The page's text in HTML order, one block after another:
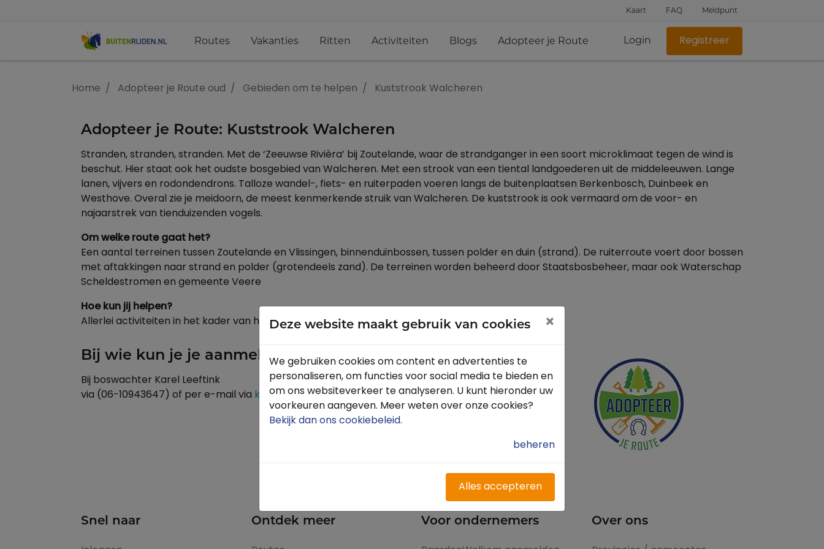
Kaart FAQ Meldpunt
Routes Vakanties Ritten Activiteiten Blogs Adopteer je Route Login Registreer
Home Adopteer je Route oud Gebieden om te helpen Kuststrook Walcheren
Adopteer je Route: Kuststrook Walcheren
Stranden, stranden, stranden. Met de ‘Zeeuwse Rivièra’ bij Zoutelande, waar de strandganger in een soort microklimaat tegen de wind is
beschut. Hier staat ook het oudste bosgebied van Walcheren. Met een strook van een tiental landgoederen uit de middeleeuwen. Lange
lanen, vijvers en rodondendrons. Talloze wandel-, fiets- en ruiterpaden voeren langs de buitenplaatsen Berkenbosch, Duinbeek en
Westhove. Overal zie je meidoorn, de meest kenmerkende struik van Walcheren. De kuststrook is ook vermaard om de voor- en
najaarstrek van tienduizenden vogels.
Om welke route gaat het?
Een aantal terreinen tussen Zoutelande en Vlissingen, binnenduinbossen, tussen polder en duin (strand). De ruiterroute voert door bossen
met aftakkingen naar strand en polder (grotendeels zand). De terreinen worden beheerd door Staatsbosbeheer, maar ook Waterschap
Scheldestromen en gemeente Veere
Hoe kun jij helpen?
Allerlei activiteiten in het kader van het onderhoud van de paden zijn denkbaar.
Bij wie kun je je aanmelden?
Bij boswachter Karel Leeftink
via (06-10943647) of per e-mail via k.leeftink@staatsbosbeheer.nl
Snel naar Ontdek meer Voor ondernemers Over ons
Deze website maakt gebruik van cookies ×
We gebruiken cookies om content en advertenties te
personaliseren, om functies voor social media te bieden en
om ons websiteverkeer te analyseren. U kunt hieronder uw
voorkeuren aangeven. Meer weten over onze cookies?
Bekijk dan ons cookiebeleid.
beheren
Alles accepteren